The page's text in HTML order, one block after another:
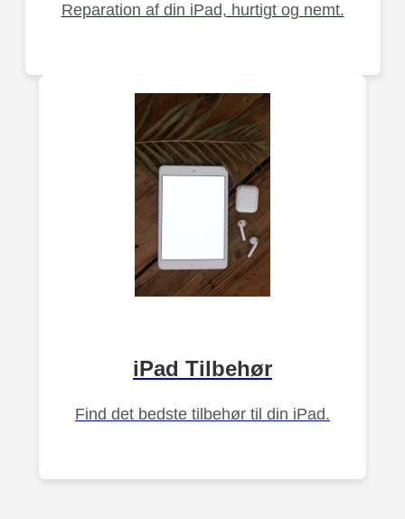
Reparation af din iPad, hurtigt og nemt.
iPad Tilbehør
Find det bedste tilbehør til din iPad.